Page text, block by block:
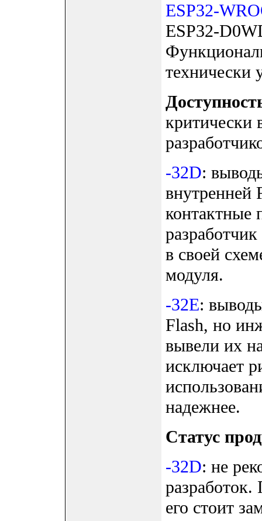
ESP32-
ESP32-
технически
критически
-32D:
внутренней
контактные
в своей
модуля.
-32E:
Flash, но
вывели их
исключает
надежнее.
Статус
-32D: не
разработок.
его стоит